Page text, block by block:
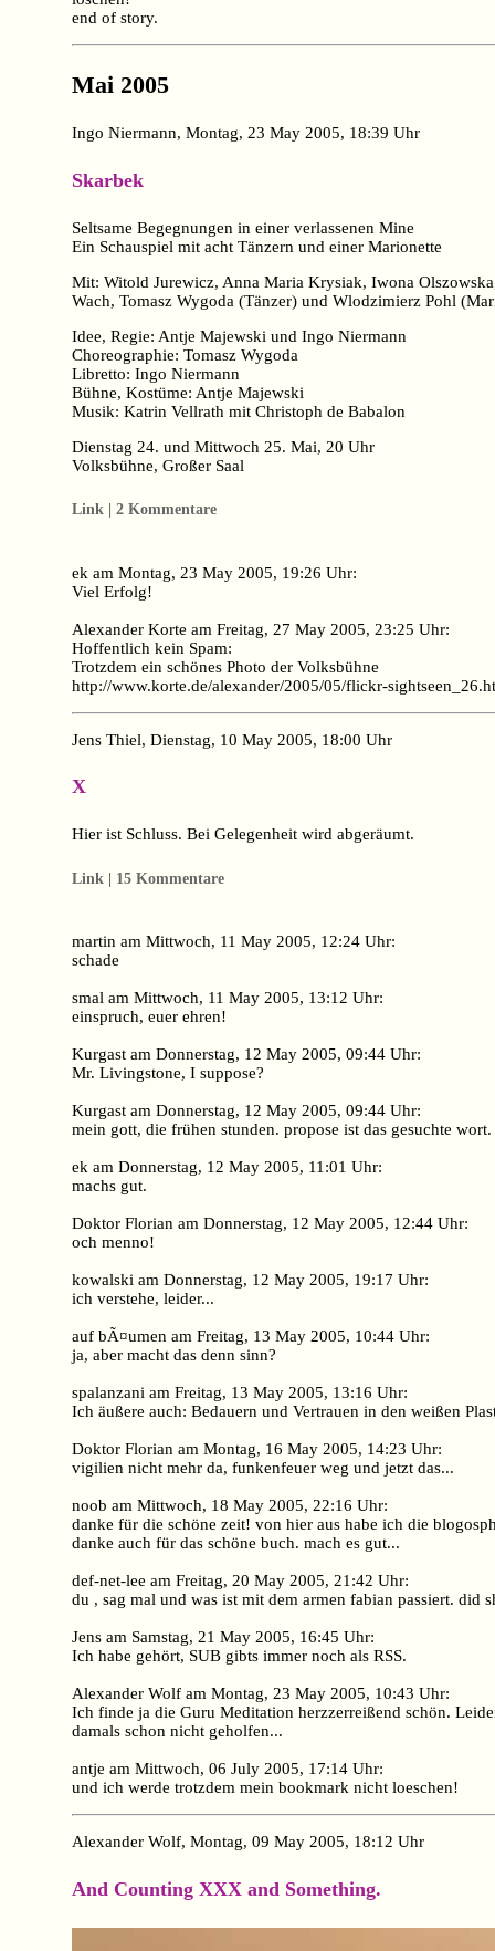
end of story.
Mai 2005
Ingo Niermann, Montag, 23 May 2005, 18:39 Uhr
Skarbek
Seltsame Begegnungen in einer verlassenen Mine
Ein Schauspiel mit acht Tänzern und einer Marionette
Mit: Witold Jurewicz, Anna Maria Krysiak, Iwona
Wach, Tomasz Wygoda (Tänzer) und Wlodzimierz Pohl
Idee, Regie: Antje Majewski und Ingo Niermann
Choreographie: Tomasz Wygoda
Libretto: Ingo Niermann
Bühne, Kostüme: Antje Majewski
Musik: Katrin Vellrath mit Christoph de Babalon
Dienstag 24. und Mittwoch 25. Mai, 20 Uhr
Volksbühne, Großer Saal
Link | 2 Kommentare
ek am Montag, 23 May 2005, 19:26 Uhr:
Viel Erfolg!
Alexander Korte am Freitag, 27 May 2005, 23:25 Uhr:
Hoffentlich kein Spam:
Trotzdem ein schönes Photo der Volksbühne
http://www.korte.de/alexander/2005/05/flickr-
Jens Thiel, Dienstag, 10 May 2005, 18:00 Uhr
X
Hier ist Schluss. Bei Gelegenheit wird abgeräumt.
Link | 15 Kommentare
martin am Mittwoch, 11 May 2005, 12:24 Uhr:
schade
smal am Mittwoch, 11 May 2005, 13:12 Uhr:
einspruch, euer ehren!
Kurgast am Donnerstag, 12 May 2005, 09:44 Uhr:
Mr. Livingstone, I suppose?
Kurgast am Donnerstag, 12 May 2005, 09:44 Uhr:
mein gott, die frühen stunden. propose ist das gesuchte wort.
ek am Donnerstag, 12 May 2005, 11:01 Uhr:
machs gut.
Doktor Florian am Donnerstag, 12 May 2005, 12:44 Uhr:
och menno!
kowalski am Donnerstag, 12 May 2005, 19:17 Uhr:
ich verstehe, leider...
auf bÃ¤umen am Freitag, 13 May 2005, 10:44 Uhr:
ja, aber macht das denn sinn?
spalanzani am Freitag, 13 May 2005, 13:16 Uhr:
Ich äußere auch: Bedauern und Vertrauen in den weißen
Doktor Florian am Montag, 16 May 2005, 14:23 Uhr:
vigilien nicht mehr da, funkenfeuer weg und jetzt das...
noob am Mittwoch, 18 May 2005, 22:16 Uhr:
danke für die schöne zeit! von hier aus habe ich die
danke auch für das schöne buch. mach es gut...
def-net-lee am Freitag, 20 May 2005, 21:42 Uhr:
du , sag mal und was ist mit dem armen fabian passiert. did
Jens am Samstag, 21 May 2005, 16:45 Uhr:
Ich habe gehört, SUB gibts immer noch als RSS.
Alexander Wolf am Montag, 23 May 2005, 10:43 Uhr:
Ich finde ja die Guru Meditation herzzerreißend schön.
damals schon nicht geholfen...
antje am Mittwoch, 06 July 2005, 17:14 Uhr:
und ich werde trotzdem mein bookmark nicht loeschen!
Alexander Wolf, Montag, 09 May 2005, 18:12 Uhr
And Counting XXX and Something.